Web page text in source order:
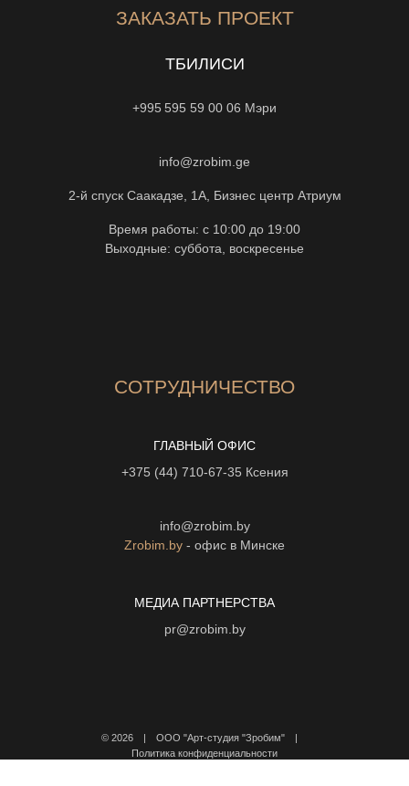
ЗАКАЗАТЬ ПРОЕКТ
ТБИЛИСИ
+995 595 59 00 06 Мэри
info@zrobim.ge
2-й спуск Саакадзе, 1А, Бизнес центр Атриум
Время работы: с 10:00 до 19:00
Выходные: суббота, воскресенье
СОТРУДНИЧЕСТВО
ГЛАВНЫЙ ОФИС
+375 (44) 710-67-35 Ксения
info@zrobim.by
Zrobim.by - офис в Минске
МЕДИА ПАРТНЕРСТВА
pr@zrobim.by
© 2026 | ООО "Арт-студия "Зробим" |
Политика конфиденциальности